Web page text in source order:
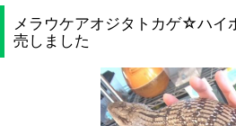
メラウケアオジタトカゲ☆ハイ
売しました